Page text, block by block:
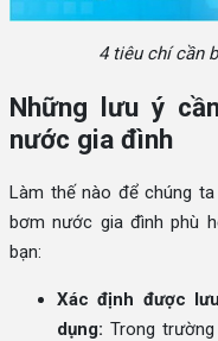
4 tiêu chí cần
Những lưu ý
nước gia đình
Làm thế nào để chúng
bơm nước gia đình phù
bạn:
Xác định được
dụng: Trong